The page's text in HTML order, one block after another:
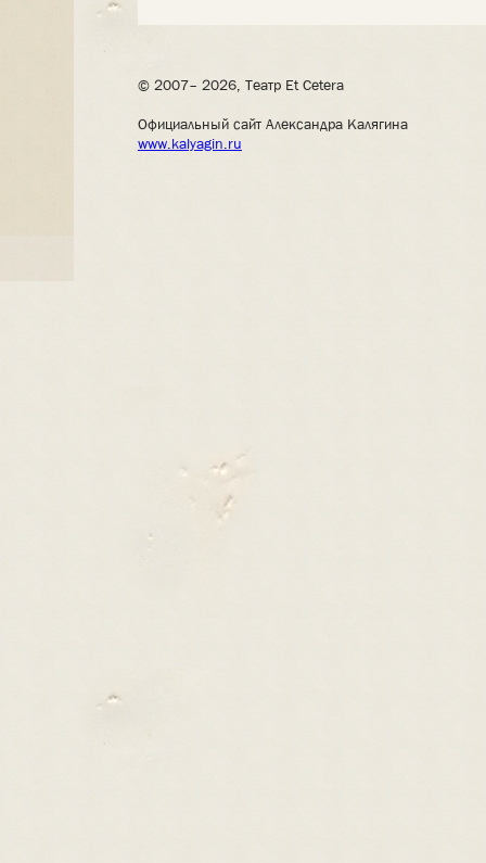
© 2007– 2026, Театр Et Cetera
Официальный сайт Александра Калягина
www.kalyagin.ru